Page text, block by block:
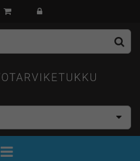
Toggle Navigation